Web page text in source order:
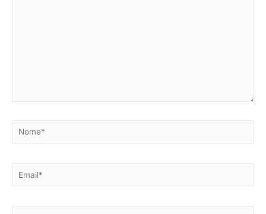
Nome*
Email*